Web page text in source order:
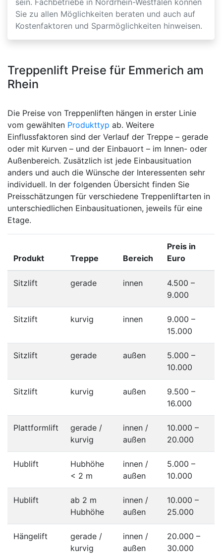
sein. Fachbetriebe in Nordrhein-Westfalen können
Sie zu allen Möglichkeiten beraten und auch auf
Kostenfaktoren und Sparmöglichkeiten hinweisen.
Treppenlift Preise für Emmerich am
Rhein
Die Preise von Treppenliften hängen in erster Linie
vom gewählten Produkttyp ab. Weitere
Einflussfaktoren sind der Verlauf der Treppe – gerade
oder mit Kurven – und der Einbauort – im Innen- oder
Außenbereich. Zusätzlich ist jede Einbausituation
anders und auch die Wünsche der Interessenten sehr
individuell. In der folgenden Übersicht finden Sie
Preisschätzungen für verschiedene Treppenliftarten in
unterschiedlichen Einbausituationen, jeweils für eine
Etage.
Produkt Treppe Bereich
Preis in
Euro
Sitzlift gerade innen
4.500 –
9.000
Sitzlift kurvig innen
9.000 –
15.000
Sitzlift gerade außen
5.000 –
10.000
Sitzlift kurvig außen
9.500 –
16.000
Plattformlift
gerade /
kurvig
innen /
außen
10.000 –
20.000
Hublift
Hubhöhe
< 2 m
innen /
außen
5.000 –
10.000
Hublift
ab 2 m
Hubhöhe
innen /
außen
10.000 –
25.000
Hängelift
gerade /
kurvig
innen /
außen
20.000 –
30.000